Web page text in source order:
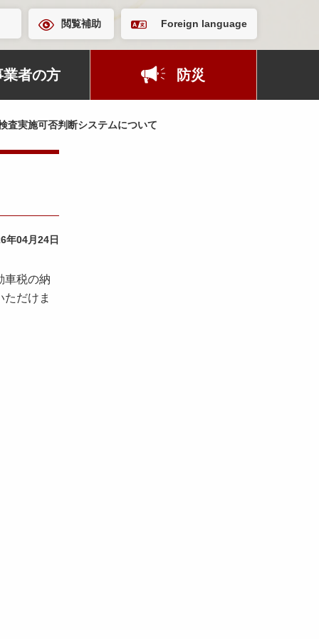
閲覧補助 Foreign language
業者の方 防災
査実施可否判断システムについて
年04月24日
車税の納
だけま